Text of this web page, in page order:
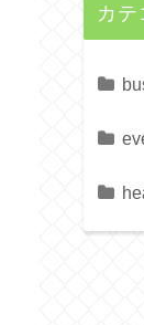
カテ